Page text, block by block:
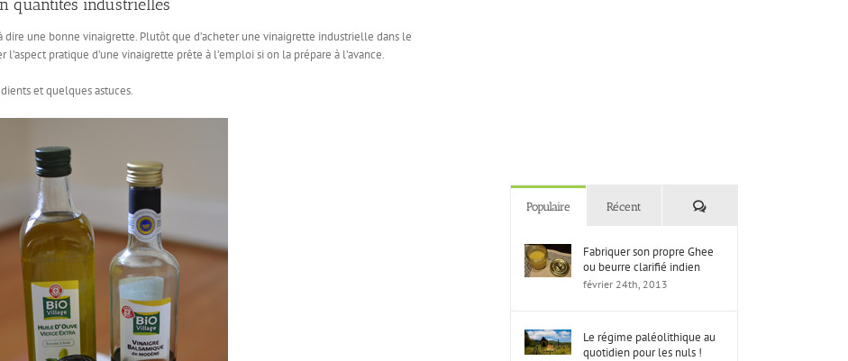
quantités industrielles
dire une bonne vinaigrette. Plutôt que d’acheter une vinaigrette industrielle dans le
pratique d’une vinaigrette prête à l’emploi si on la prépare à l’avance.
et quelques astuces.
Populaire Récent Commentaires
Fabriquer son propre Ghee
ou beurre clarifié indien
février 24th, 2013
Le régime paléolithique au
quotidien pour les nuls !